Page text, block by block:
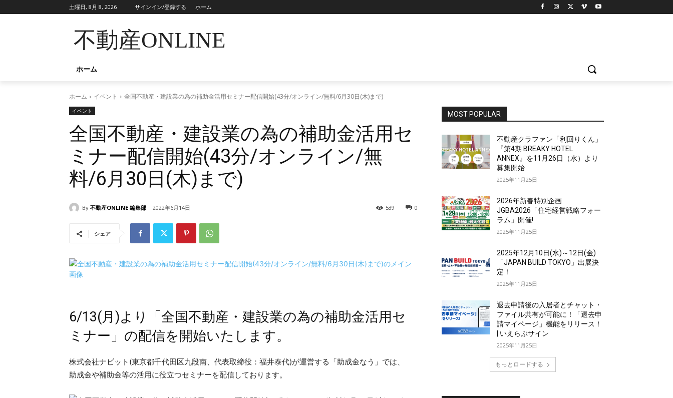
土曜日, 8月 8, 2026 サインイン/登録する ホーム
不動産ONLINE
ホーム
ホーム イベント 全国不動産・建設業の為の補助金活用セミナー配信開始(43分/オンライン/無料/6月30日(木)まで)
イベント
全国不動産・建設業の為の補助金活用セ
ミナー配信開始(43分/オンライン/無
料/6月30日(木)まで)
By 不動産ONLINE 編集部 2022年6月14日 0
539
シェア
6/13(月)より「全国不動産・建設業の為の補助金活用セ
ミナー」の配信を開始いたします。
株式会社ナビット(東京都千代田区九段南、代表取締役：福井泰代)が運営する「助成金なう」では、
助成金や補助金等の活用に役立つセミナーを配信しております。
MOST POPULAR
不動産クラファン「利回りくん」
『第4期 BREAKY HOTEL
ANNEX』を11月26日（水）より
募集開始
2025年11月25日
2026年新春特別企画
JGBA2026「住宅経営戦略フォー
ラム」開催!
2025年11月25日
2025年12月10日(水)～12日(金)
「JAPAN BUILD TOKYO」出展決
定！
2025年11月25日
退去申請後の入居者とチャット・
ファイル共有が可能に！「退去申
請マイページ」機能をリリース！
| いえらぶサイン
2025年11月25日
もっとロードする